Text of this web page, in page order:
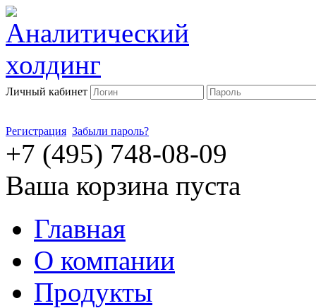
Личный кабинет
Регистрация Забыли пароль?
+7 (495) 748-08-09
Ваша корзина пуста
Главная
О компании
Продукты